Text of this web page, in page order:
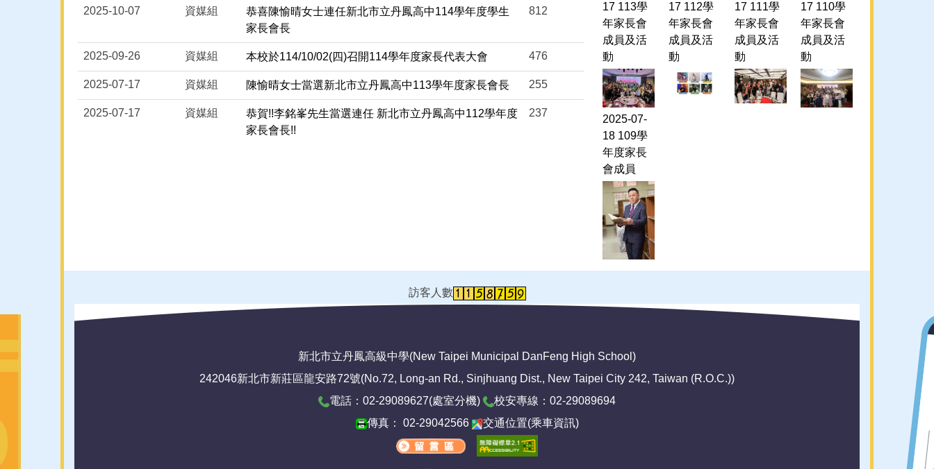
2025-10-07 資媒組
恭喜陳愉晴女士連任新北市立丹鳳高中114學年度學生
家長會長
812
2025-09-26 資媒組 本校於114/10/02(四)召開114學年度家長代表大會 476
2025-07-17 資媒組 陳愉晴女士當選新北市立丹鳳高中113學年度家長會長 255
2025-07-17 資媒組
恭賀!!李銘峯先生當選連任 新北市立丹鳳高中112學年度
家長會長!!
237
現任會長-陳愉晴女士
17 113學
年家長會
成員及活
動
17 112學
年家長會
成員及活
動
17 111學
年家長會
成員及活
動
17 110學
年家長會
成員及活
動
2025-07-
18 109學
年度家長
會成員
訪客人數
新北市立丹鳳高級中學(New Taipei Municipal DanFeng High School)
242046新北市新莊區龍安路72號(No.72, Long-an Rd., Sinjhuang Dist., New Taipei City 242, Taiwan (R.O.C.))
電話：02-29089627(處室分機)
校安專線：02-29089694
傳真： 02-29042566
交通位置(乘車資訊)